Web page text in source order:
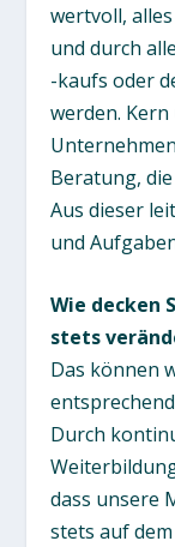
wertvoll,
und durch
-kaufs oder
werden.
Beratung,
Aus dieser
und
Wie decken
stets
Das können
Durch
dass unsere
stets auf